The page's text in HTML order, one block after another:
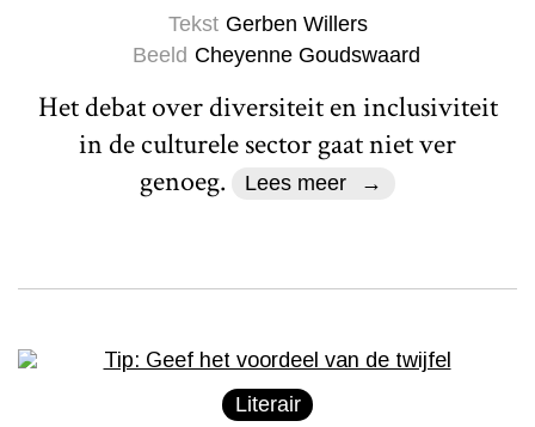
Tekst Gerben Willers
Beeld Cheyenne Goudswaard
Het debat over diversiteit en inclusiviteit
in de culturele sector gaat niet ver
genoeg.
Lees meer
Literair